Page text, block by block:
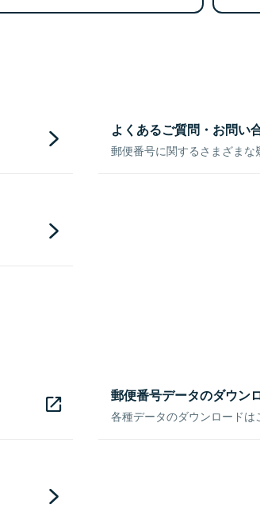
よくあるご質問・お問い
郵便番号に関するさまざまな
郵便番号データのダウン
各種データのダウンロードは